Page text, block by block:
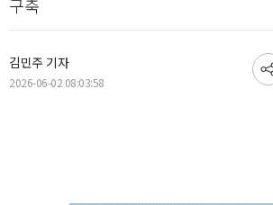
구축
김민주 기자
2026-06-02 08:03:58